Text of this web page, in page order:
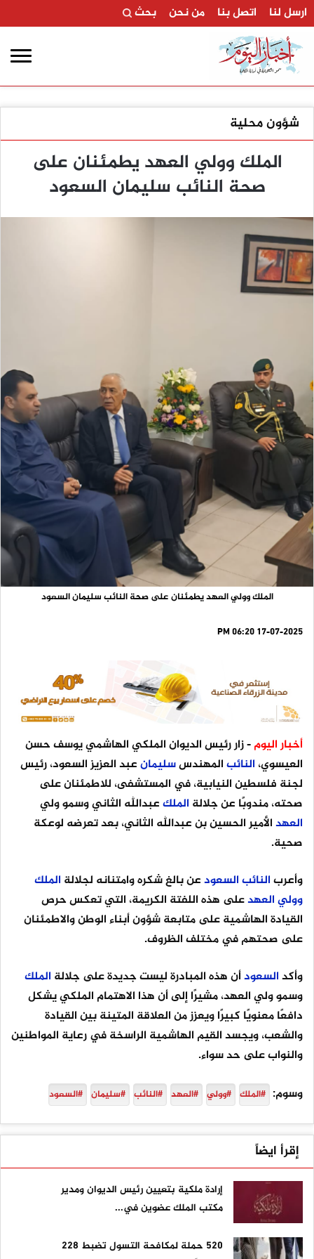
ارسل لنا اتصل بنا من نحن بحث
شؤون محلية
الملك وولي العهد يطمئنان على
صحة النائب سليمان السعود
الملك وولي العهد يطمئنان على صحة النائب سليمان السعود
17-07-2025 06:20 PM
أخبار اليوم- زار رئيس الديوان الملكي الهاشمي يوسف حسن
العيسوي، النائبالمهندسسليمانعبد العزيز السعود، رئيس
لجنة فلسطين النيابية، في المستشفى، للاطمئنان على
صحته، مندوبًا عن جلالة الملكعبدالله الثاني وسمو ولي
العهدالأمير الحسين بن عبدالله الثاني، بعد تعرضه لوعكة
صحية.
وأعربالنائبالسعودعن بالغ شكره وامتنانه لجلالة الملك
ووليالعهدعلى هذه اللفتة الكريمة، التي تعكس حرص
القيادة الهاشمية على متابعة شؤون أبناء الوطن والاطمئنان
على صحتهم في مختلف الظروف.
وأكدالسعودأن هذه المبادرة ليست جديدة على جلالة الملك
وسمو ولي العهد، مشيرًا إلى أن هذا الاهتمام الملكي يشكل
دافعًا معنويًا كبيرًا ويعزز من العلاقة المتينة بين القيادة
والشعب، ويجسد القيم الهاشمية الراسخة في رعاية المواطنين
والنواب على حد سواء.
وسوم: #الملك #وولي #العهد #النائب #سليمان #السعود
إقرأ ايضاً
إرادة ملكية بتعيين رئيس الديوان ومدير
مكتب الملك عضوين في...
520 حملة لمكافحة التسول تضبط 228